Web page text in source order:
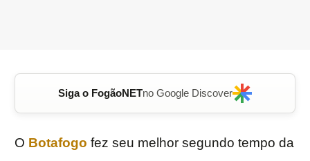
Siga o FogãoNETno Google Discover
O Botafogo fez seu melhor segundo tempo da